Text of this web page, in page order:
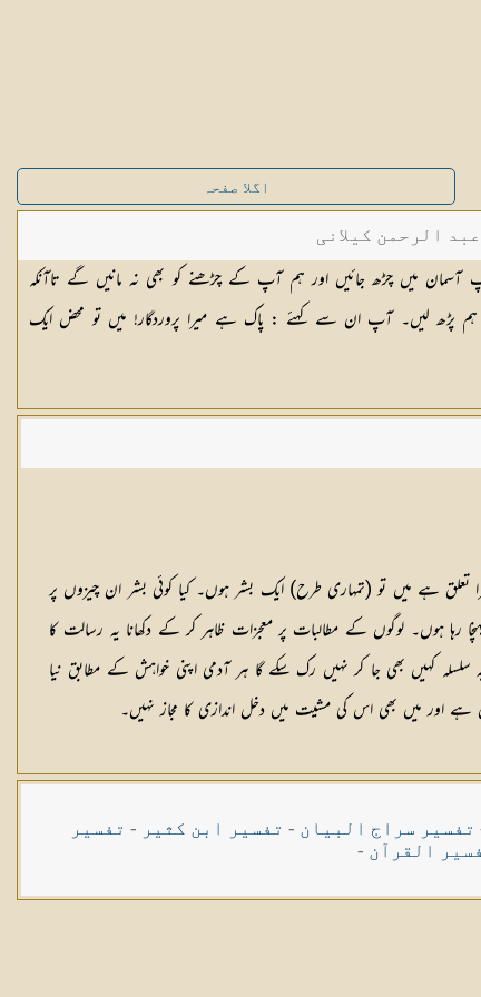
اگلا صفحہ
الرحمن کیلانی
میں چڑھ جائیں اور ہم آپ کے چڑھنے کو بھی نہ مانیں گے تاآنکہ
کریں جس کو ہم پڑھ لیں۔ آپ ان سے کہئے : پاک ہے میرا پروردگار! میں تو محض ایک
ہے میں تو (تمہاری طرح) ایک بشر ہوں۔ کیا کوئی بشر ان چیزوں پر
رہا ہوں۔ لوگوں کے مطالبات پر معجزات ظاہر کر کے دکھانا یہ رسالت کا
کہیں بھی جا کر نہیں رک سکے گا ہر آدمی اپنی خواہش کے مطابق نیا
اور میں بھی اس کی مشیت میں دخل اندازی کا مجاز نہیں۔
تفسیر سراج البیان - تفسیر ابن کثیر - تفسیر
القرآن -